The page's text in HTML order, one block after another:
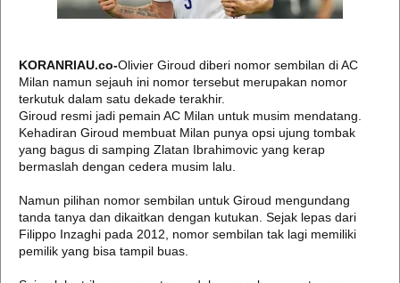
KORANRIAU.co-Olivier Giroud diberi nomor sembilan di AC
Milan namun sejauh ini nomor tersebut merupakan nomor
terkutuk dalam satu dekade terakhir.
Giroud resmi jadi pemain AC Milan untuk musim mendatang.
Kehadiran Giroud membuat Milan punya opsi ujung tombak
yang bagus di samping Zlatan Ibrahimovic yang kerap
bermaslah dengan cedera musim lalu.
Namun pilihan nomor sembilan untuk Giroud mengundang
tanda tanya dan dikaitkan dengan kutukan. Sejak lepas dari
Filippo Inzaghi pada 2012, nomor sembilan tak lagi memiliki
pemilik yang bisa tampil buas.